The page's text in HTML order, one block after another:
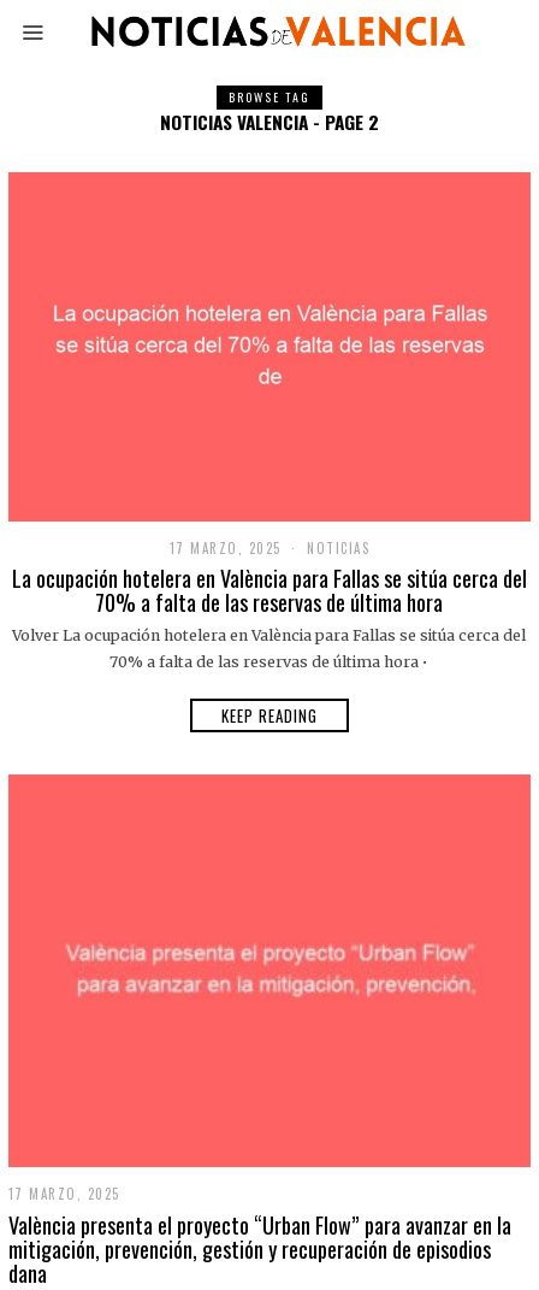
BROWSE TAG
NOTICIAS VALENCIA - PAGE 2
17 MARZO, 2025 NOTICIAS
La ocupación hotelera en València para Fallas se sitúa cerca del
70% a falta de las reservas de última hora
Volver La ocupación hotelera en València para Fallas se sitúa cerca del
70% a falta de las reservas de última hora •
KEEP READING
17 MARZO, 2025
València presenta el proyecto “Urban Flow” para avanzar en la
mitigación, prevención, gestión y recuperación de episodios
dana